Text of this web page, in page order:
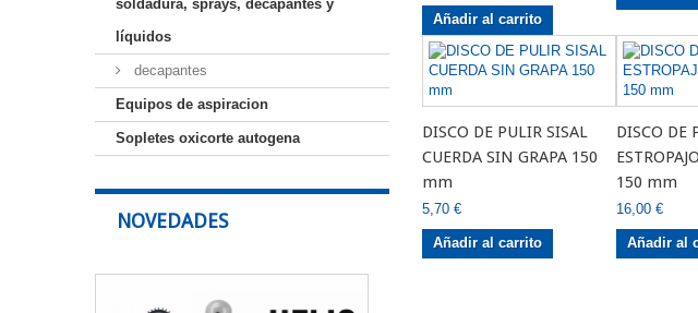
soldadura, sprays, decapantes y
líquidos
decapantes
Equipos de aspiracion
Sopletes oxicorte autogena
NOVEDADES
Añadir al carrito
DISCO DE PULIR SISAL
CUERDA SIN GRAPA 150
mm
5,70 €
Añadir al carrito
DISCO DE
150 mm
16,00 €
Añadir al